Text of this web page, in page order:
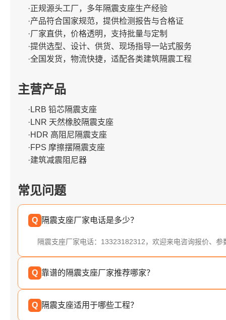
·正规源头工厂，多年隔震支座生产经验
·产品符合国家规范，提供检测报告与合格证
·厂家直供，价格透明，支持批量与定制
·提供选型、设计、供货、现场指导一站式服务
·全国发货，物流快捷，适配各类建筑隔震工程
主营产品
·LRB 铅芯隔震支座
·LNR 天然橡胶隔震支座
·HDR 高阻尼隔震支座
·FPS 摩擦摆隔震支座
·建筑减震阻尼器
常见问题
Q 隔震支座厂家电话是多少？
隔震支座厂家电话：13323182312，欢迎来电咨询报价、参
Q 靠谱的隔震支座厂家推荐哪家？
Q 隔震支座适用于哪些工程？